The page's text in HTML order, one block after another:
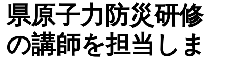
感染制御研究ユニット
生命科学動物実験ユニット
県原子力防災研修
の講師を担当しま